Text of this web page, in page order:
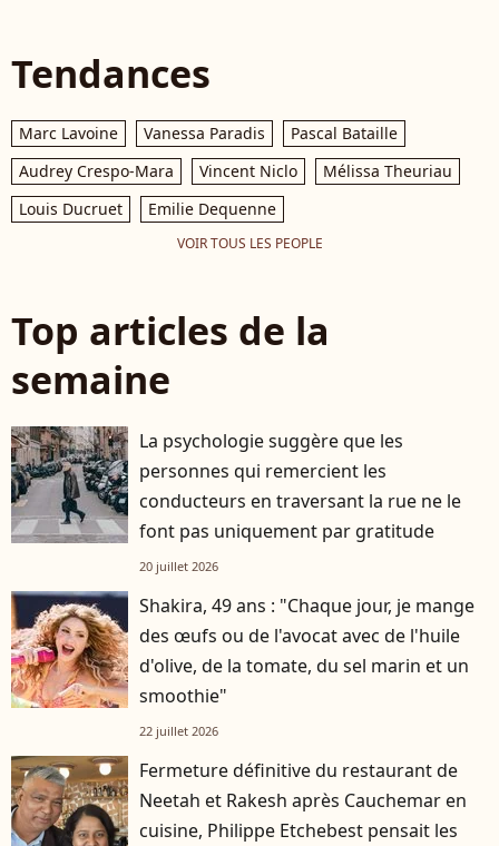
Tendances
Marc Lavoine Vanessa Paradis
Pascal Bataille
Audrey Crespo-Mara
Vincent Niclo
Mélissa Theuriau
Louis Ducruet
Emilie Dequenne
VOIR TOUS LES PEOPLE
Top articles de la
semaine
La psychologie suggère que les
personnes qui remercient les
conducteurs en traversant la rue ne le
font pas uniquement par gratitude
20 juillet 2026
Shakira, 49 ans : "Chaque jour, je mange
des œufs ou de l'avocat avec de l'huile
d'olive, de la tomate, du sel marin et un
smoothie"
22 juillet 2026
Fermeture définitive du restaurant de
Neetah et Rakesh après Cauchemar en
cuisine, Philippe Etchebest pensait les